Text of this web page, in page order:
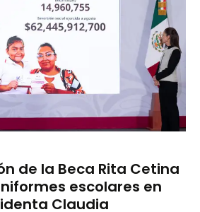
de la Beca Rita Cetina
escolares en
Claudia